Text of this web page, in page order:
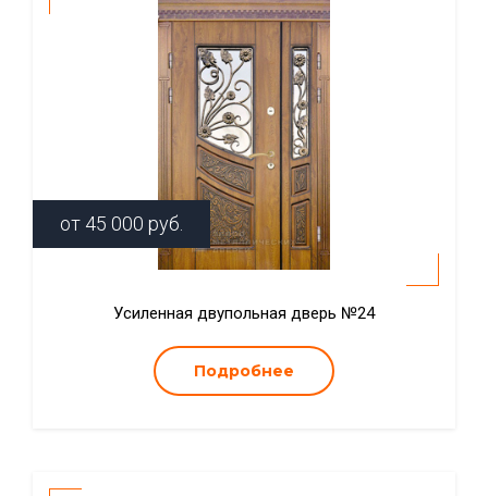
от 45 000 руб.
Усиленная двупольная дверь №24
Подробнее